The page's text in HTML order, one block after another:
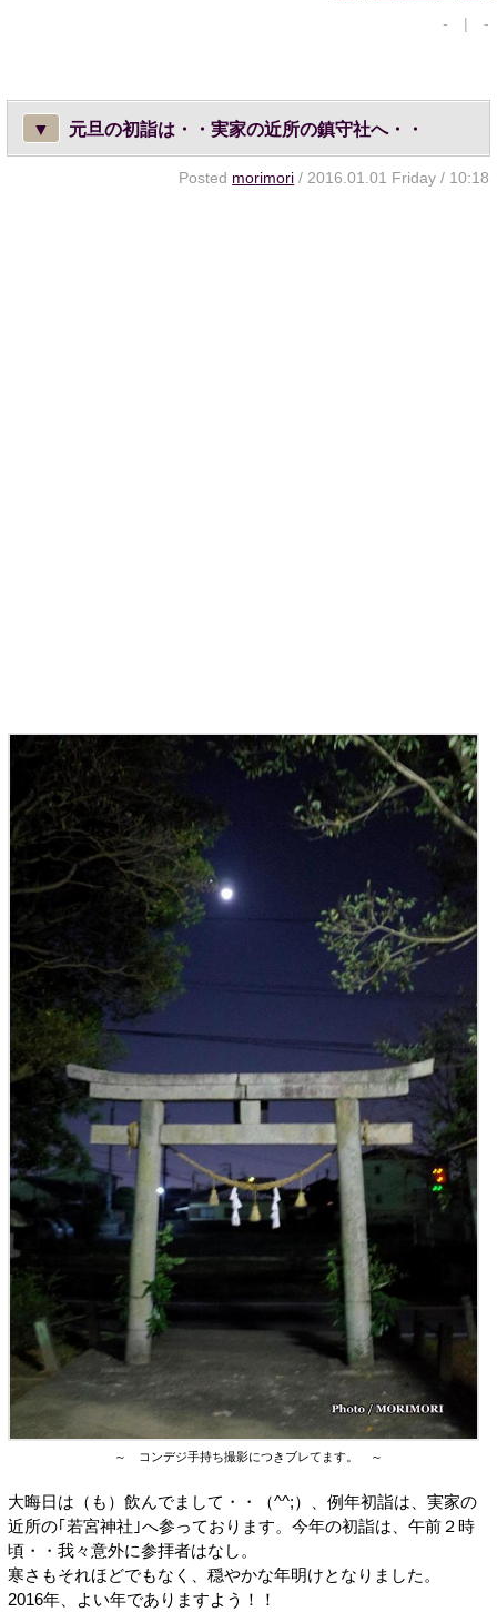
- | -
▼ 元旦の初詣は・・実家の近所の鎮守社へ・・
Posted morimori / 2016.01.01 Friday / 10:18
～ コンデジ手持ち撮影につきブレてます。 ～
大晦日は（も）飲んでまして・・（^^;）、例年初詣は、実家の
近所の｢若宮神社｣へ参っております。今年の初詣は、午前２時
頃・・我々意外に参拝者はなし。
寒さもそれほどでもなく、穏やかな年明けとなりました。
2016年、よい年でありますよう！！